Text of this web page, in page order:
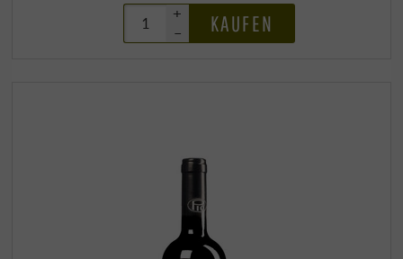
+
–
KAUFEN